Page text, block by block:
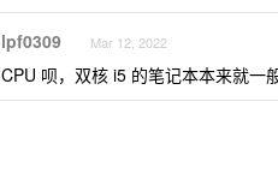
lpf0309 Mar 12, 2022
CPU 呗，双核 i5 的笔记本本来就一